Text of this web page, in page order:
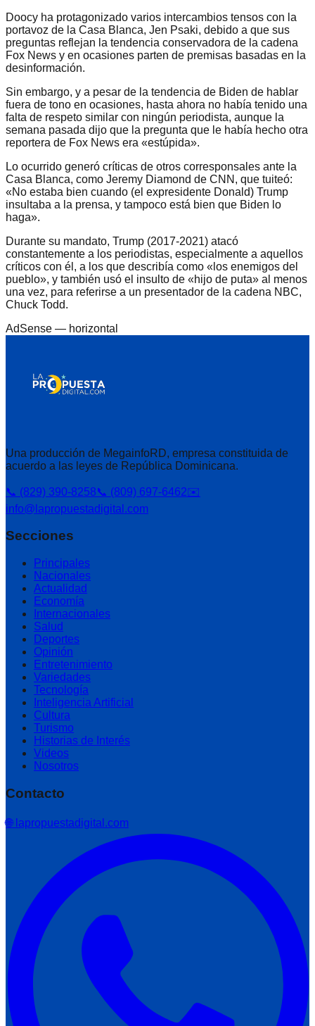
Doocy ha protagonizado varios intercambios tensos con la
portavoz de la Casa Blanca, Jen Psaki, debido a que sus
preguntas reflejan la tendencia conservadora de la cadena
Fox News y en ocasiones parten de premisas basadas en la
desinformación.
Sin embargo, y a pesar de la tendencia de Biden de hablar
fuera de tono en ocasiones, hasta ahora no había tenido una
falta de respeto similar con ningún periodista, aunque la
semana pasada dijo que la pregunta que le había hecho otra
reportera de Fox News era «estúpida».
Lo ocurrido generó críticas de otros corresponsales ante la
Casa Blanca, como Jeremy Diamond de CNN, que tuiteó:
«No estaba bien cuando (el expresidente Donald) Trump
insultaba a la prensa, y tampoco está bien que Biden lo
haga».
Durante su mandato, Trump (2017-2021) atacó
constantemente a los periodistas, especialmente a aquellos
críticos con él, a los que describía como «los enemigos del
pueblo», y también usó el insulto de «hijo de puta» al menos
una vez, para referirse a un presentador de la cadena NBC,
Chuck Todd.
AdSense — horizontal
Una producción de MegainfoRD, empresa constituida de
acuerdo a las leyes de República Dominicana.
📞 (829) 390-8258📞 (809) 697-6462✉️
info@lapropuestadigital.com
Secciones
Principales
Nacionales
Actualidad
Economía
Internacionales
Salud
Deportes
Opinión
Entretenimiento
Variedades
Tecnología
Inteligencia Artificial
Cultura
Turismo
Historias de Interés
Videos
Nosotros
Contacto
🌐 lapropuestadigital.com